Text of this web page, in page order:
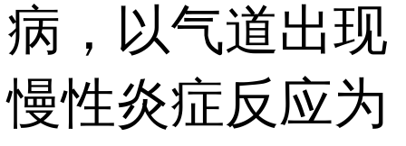
病，以气道出现
慢性炎症反应为